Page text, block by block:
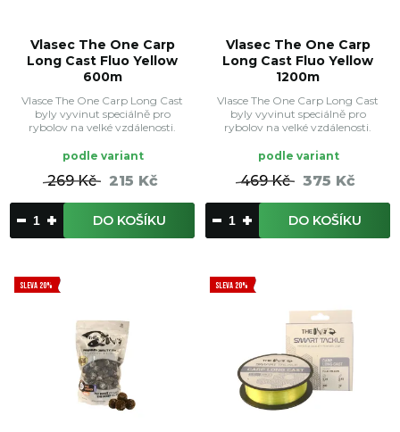
Vlasec The One Carp
Long Cast Fluo Yellow
600m
Vlasce The One Carp Long Cast
byly vyvinut speciálně pro
rybolov na velké vzdálenosti.
podle variant
269 Kč 215 Kč
DO KOŠÍKU
Vlasec The One Carp
Long Cast Fluo Yellow
1200m
Vlasce The One Carp Long Cast
byly vyvinut speciálně pro
rybolov na velké vzdálenosti.
podle variant
469 Kč 375 Kč
DO KOŠÍKU
SLEVA 20% SLEVA 20%